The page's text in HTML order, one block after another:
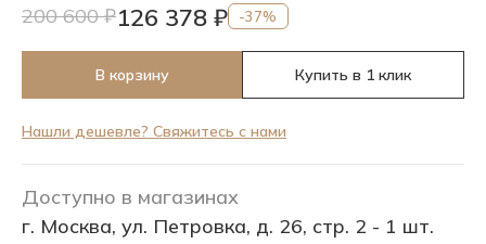
200 600 ₽126 378 ₽ -37%
В корзину Купить в 1 клик
Нашли дешевле? Свяжитесь с нами
Доступно в магазинах
г. Москва, ул. Петровка, д. 26, стр. 2 - 1 шт.